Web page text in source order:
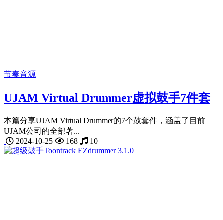
节奏音源
UJAM Virtual Drummer虚拟鼓手7件套
本篇分享UJAM Virtual Drummer的7个鼓套件，涵盖了目前
UJAM公司的全部著...
2024-10-25
168 10